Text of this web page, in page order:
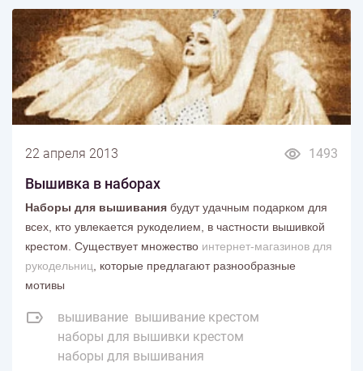
1493
22 апреля 2013
Вышивка в наборах
Наборы для вышивания будут удачным подарком для
всех, кто увлекается рукоделием, в частности вышивкой
крестом. Существует множество интернет-магазинов для
рукодельниц , которые предлагают разнообразные
мотивы
вышивание вышивание крестом
наборы для вышивки крестом
наборы для вышивания